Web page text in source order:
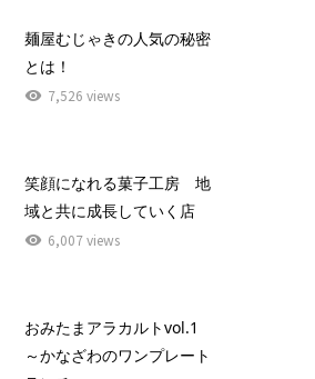
麺屋むじゃきの人気の秘密
とは！
7,526 views
笑顔になれる菓子工房 地
域と共に成長していく店
6,007 views
おみたまアラカルトvol.1
～かなざわのワンプレート